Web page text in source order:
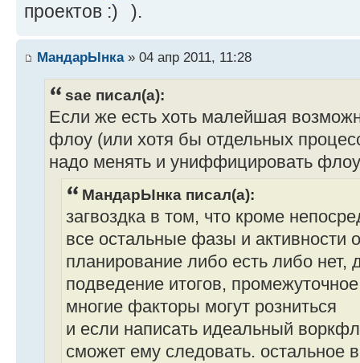
проектов
).
МандарЫнка» 04 апр 2011, 11:28
sae писал(а):
Если же есть хоть малейшая
флоу (или хотя бы отдельных
надо менять и униффицировать
МандарЫнка писал(а):
загвоздка в том, что кроме
все остальные фазы и активности
планирование либо есть либо нет,
подведение итогов,
многие факторы могут розниться
и если написать идеальный
сможет ему следовать. остальное